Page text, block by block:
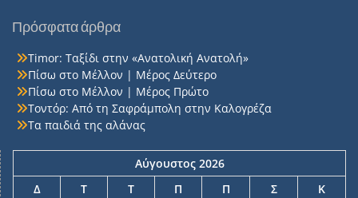
Πρόσφατα άρθρα
Timor: Ταξίδι στην «Ανατολική Ανατολή»
Πίσω στο Μέλλον | Μέρος Δεύτερο
Πίσω στο Μέλλον | Μέρος Πρώτο
Τοντόρ: Από τη Σαφράμπολη στην Καλογρέζα
Τα παιδιά της αλάνας
Αύγουστος 2026
Δ
Τ Τ Π Π Σ
Κ